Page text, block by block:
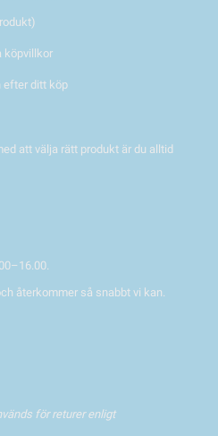
köpvillkor
efter ditt köp
att välja rätt produkt är du alltid
återkommer så snabbt vi kan.
för returer enligt